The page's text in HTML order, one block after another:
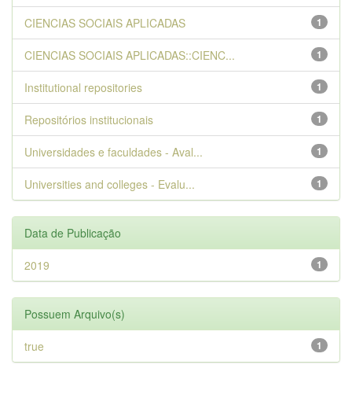
1
CIENCIAS SOCIAIS APLICADAS
1
CIENCIAS SOCIAIS APLICADAS::CIENC...
1
Institutional repositories
1
Repositórios institucionais
1
Universidades e faculdades - Aval...
1
Universities and colleges - Evalu...
Data de Publicação
1
2019
Possuem Arquivo(s)
1
true